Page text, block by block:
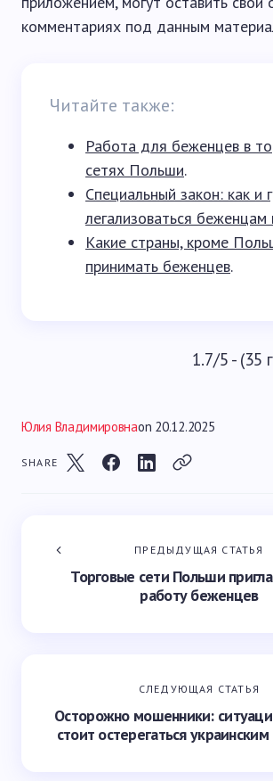
комментариях под данным
Читайте также:
Работа для беженцев в
сетях Польши.
Специальный закон: как и
легализоваться
Какие страны, кроме
принимать беженцев.
1.7/5 - (35
Юлия Владимировнаon 20.12.2025
SHARE
ПРЕДЫДУЩАЯ СТАТЬЯ
Торговые сети Польши
работу беженцев
СЛЕДУЮЩАЯ СТАТЬЯ
Осторожно мошенники:
стоит остерегаться